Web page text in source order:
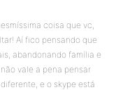
coisa que vc,
Aí fico pensando que
abandonando família e
vale a pena pensar
e o skype está